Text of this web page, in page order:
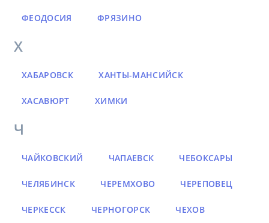
ФЕОДОСИЯ ФРЯЗИНО
Х
ХАБАРОВСК ХАНТЫ-МАНСИЙСК
ХАСАВЮРТ ХИМКИ
Ч
ЧАЙКОВСКИЙ ЧАПАЕВСК ЧЕБОКСАРЫ
ЧЕЛЯБИНСК ЧЕРЕМХОВО ЧЕРЕПОВЕЦ
ЧЕРКЕССК ЧЕРНОГОРСК ЧЕХОВ